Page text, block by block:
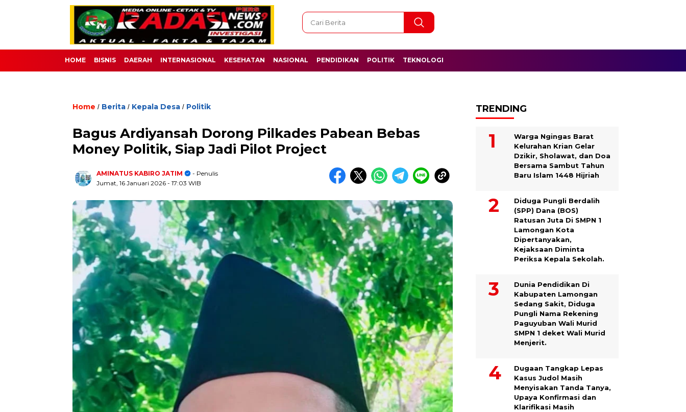
HOME BISNIS DAERAH INTERNASIONAL KESEHATAN NASIONAL PENDIDIKAN POLITIK TEKNOLOGI
Home / Berita / Kepala Desa / Politik
Bagus Ardiyansah Dorong Pilkades Pabean Bebas
Money Politik, Siap Jadi Pilot Project
AMINATUS KABIRO JATIM
- Penulis
Jumat, 16 Januari 2026 - 17:03 WIB
TRENDING
Warga Ngingas Barat
Kelurahan Krian Gelar
Dzikir, Sholawat, dan Doa
Bersama Sambut Tahun
Baru Islam 1448 Hijriah
Diduga Pungli Berdalih
(SPP) Dana (BOS)
Ratusan Juta Di SMPN 1
Lamongan Kota
Dipertanyakan,
Kejaksaan Diminta
Periksa Kepala Sekolah.
Dunia Pendidikan Di
Kabupaten Lamongan
Sedang Sakit, Diduga
Pungli Nama Rekening
Paguyuban Wali Murid
SMPN 1 deket Wali Murid
Menjerit.
Dugaan Tangkap Lepas
Kasus Judol Masih
Menyisakan Tanda Tanya,
Upaya Konfirmasi dan
Klarifikasi Masih